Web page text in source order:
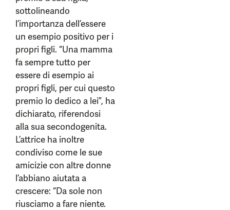
sottolineando
l’importanza dell’essere
un esempio positivo per i
propri figli. “Una mamma
fa sempre tutto per
essere di esempio ai
propri figli, per cui questo
premio lo dedico a lei”, ha
dichiarato, riferendosi
alla sua secondogenita.
L’attrice ha inoltre
condiviso come le sue
amicizie con altre donne
l’abbiano aiutata a
crescere: “Da sole non
riusciamo a fare niente.